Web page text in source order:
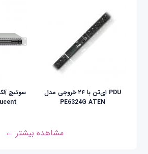
PDU ای‌تن با ۲۴ خروجی مدل
PE6324G ATEN
مشاهده بیشتر ←